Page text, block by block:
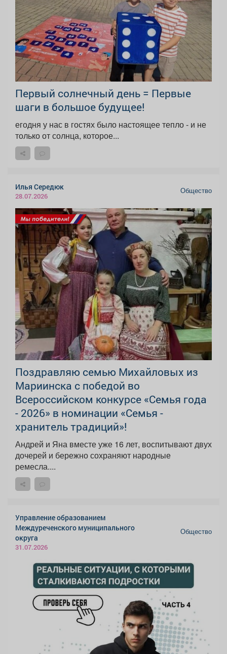
Первый солнечный день = Первые
шаги в большое будущее!
егодня у нас в гостях было настоящее тепло - и не
только от солнца, которое...
Илья Середюк
28.07.2026
Общество
Поздравляю семью Михайловых из
Мариинска с победой во
Всероссийском конкурсе «Семья года
- 2026» в номинации «Семья -
хранитель традиций»!
Андрей и Яна вместе уже 16 лет, воспитывают двух
дочерей и бережно сохраняют народные
ремесла....
Управление образованием
Междуреченского муниципального
округа
31.07.2026
Общество